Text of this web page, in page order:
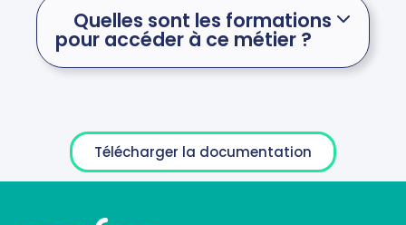
Quelles sont les formations
pour accéder à ce métier ?
Télécharger la documentation